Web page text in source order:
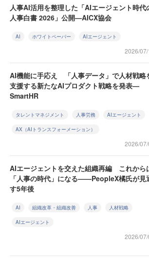
人事AI活用を整理した「AIエージェント時代
人事白書 2026」公開—AICX協会
AI ホワイトペーパー AIエージェント
2026/
AI機能に手応え 「人事データ」で人材戦略
支援する新たなAIプロダクト戦略を発表—
SmartHR
タレントマネジメント 人事労務 AIエージェント
AX（AIトランスフォーメーション）
2026/
AIエージェントを交えた組織再編 これから
「人事の時代」になる——PeopleX橘氏が見
す5年後
AI 組織改革・組織改善 人事 人材戦略
AIエージェント
2026/